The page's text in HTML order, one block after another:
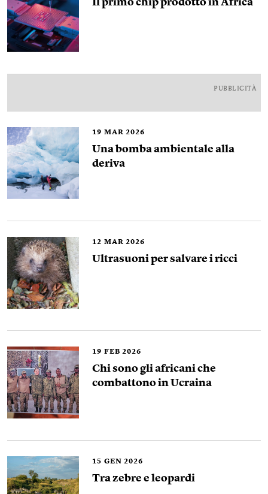
Il primo chip prodotto in Africa
PUBBLICITÀ
19 MAR 2026
Una bomba ambientale alla
deriva
12 MAR 2026
Ultrasuoni per salvare i ricci
19 FEB 2026
Chi sono gli africani che
combattono in Ucraina
15 GEN 2026
Tra zebre e leopardi